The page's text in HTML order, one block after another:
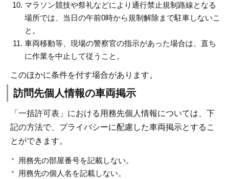
マラソン競技や祭礼などにより通行禁止規制路線となる
場所では、当日の午前0時から規制解除まで駐車しないこ
と。
車両移動等、現場の警察官の指示があった場合は、直ち
に作業を中止して従うこと。
このほかに条件を付す場合があります。
訪問先個人情報の車両掲示
「一括許可表」における用務先個人情報については、下
記の方法で、プライバシーに配慮した車両掲示とするこ
とができます。
用務先の部屋番号を記載しない。
用務先の個人名を記載しない。